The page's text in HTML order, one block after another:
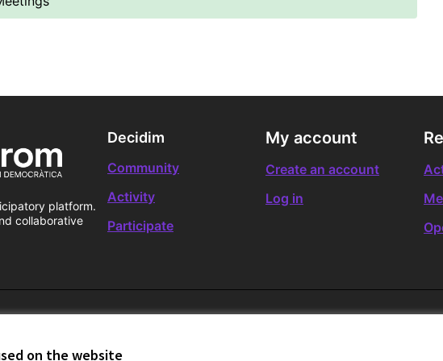
on the website
platform.
collaborative
Decidim
Community
Activity
Participate
My account
Create an account
Log in